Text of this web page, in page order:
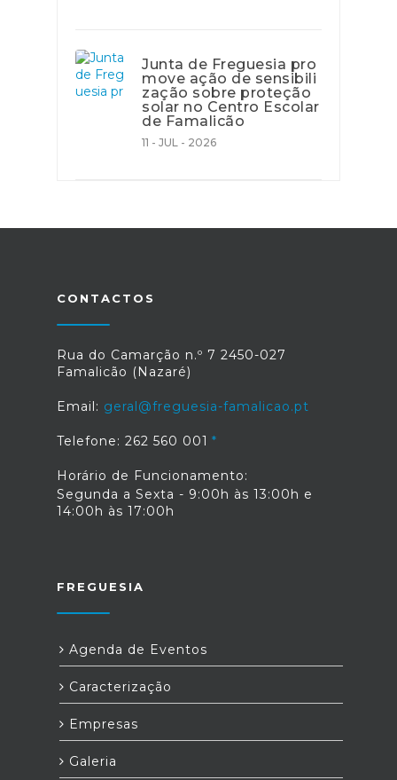
Junta de Freguesia pro
move ação de sensibili
zação sobre proteção
solar no Centro Escolar
de Famalicão
11 - JUL - 2026
CONTACTOS
Rua do Camarção n.º 7 2450-027
Famalicão (Nazaré)
Email: geral@freguesia-famalicao.pt
Telefone: 262 560 001
Horário de Funcionamento:
Segunda a Sexta - 9:00h às 13:00h e
14:00h às 17:00h
FREGUESIA
Agenda de Eventos
Caracterização
Empresas
Galeria